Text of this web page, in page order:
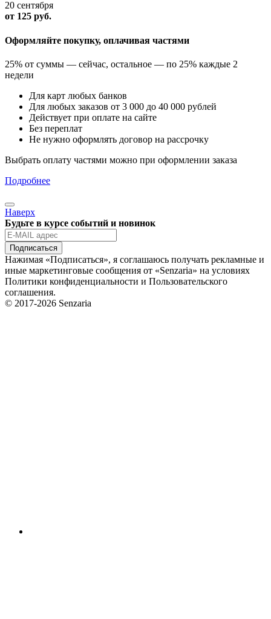
20 сентября
от 125 руб.
Оформляйте покупку, оплачивая частями
25% от суммы — сейчас, остальное — по 25% каждые 2
недели
Для карт любых банков
Для любых заказов от 3 000 до 40 000 рублей
Действует при оплате на сайте
Без переплат
Не нужно оформлять договор на рассрочку
Выбрать оплату частями можно при оформлении заказа
Подробнее
Наверх
Будьте в курсе событий и новинок
Подписаться
Нажимая «Подписаться», я соглашаюсь получать рекламные и
иные маркетинговые сообщения от «Senzaria» на условиях
Политики конфиденциальности и Пользовательского
соглашения.
© 2017-2026 Senzaria